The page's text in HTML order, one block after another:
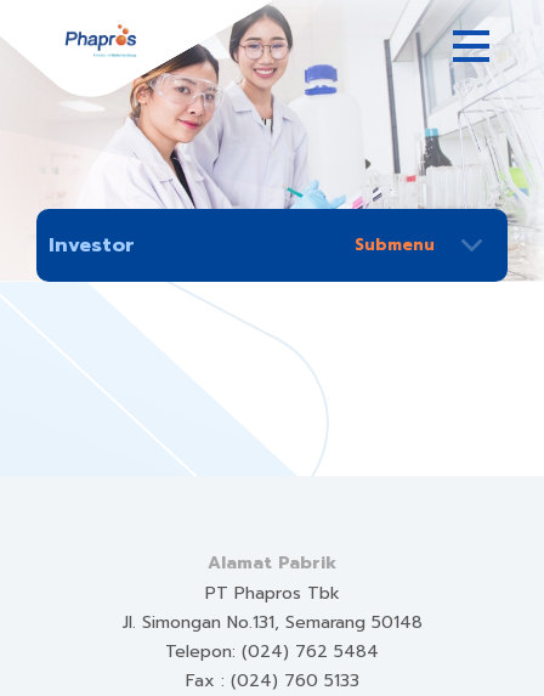
Investor
Alamat Pabrik
PT Phapros Tbk
Jl. Simongan No.131, Semarang 50148
Telepon: (024) 762 5484
Fax : (024) 760 5133